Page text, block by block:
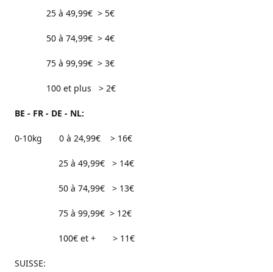
25 à 49,99€ > 5€
50 à 74,99€ > 4€
75 à 99,99€ > 3€
100 et plus > 2€
BE - FR - DE - NL:
0-10kg 0 à 24,99€ > 16€
25 à 49,99€ > 14€
50 à 74,99€ > 13€
75 à 99,99€ > 12€
100€ et + > 11€
SUISSE: